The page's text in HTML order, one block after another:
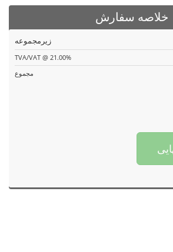
خلاصه سفارش
زیرمجموعه
TVA/VAT @ 21.00%
مجموع